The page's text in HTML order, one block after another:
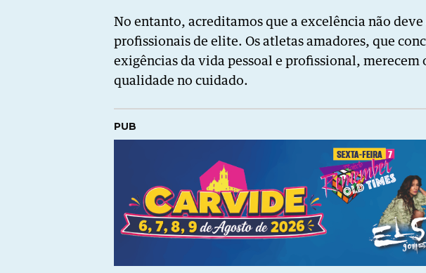
No entanto, acreditamos que a excelência não deve
profissionais de elite. Os atletas amadores, que
exigências da vida pessoal e profissional, merecem
qualidade no cuidado.
PUB